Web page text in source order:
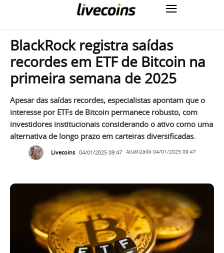
BlackRock registra saídas
recordes em ETF de Bitcoin na
primeira semana de 2025
Apesar das saídas recordes, especialistas apontam que o
interesse por ETFs de Bitcoin permanece robusto, com
investidores institucionais considerando o ativo como uma
alternativa de longo prazo em carteiras diversificadas.
Livecoins 04/01/2025 09:47 Atualizado 04/01/2025 09:47